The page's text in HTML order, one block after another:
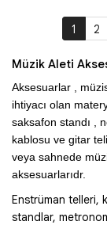
1 2
Müzik Aleti
Aksesuarlar ,
ihtiyacı olan
saksafon standı ,
kablosu ve gitar
veya sahnede
aksesuarlarıdr.
Enstrüman telleri,
standlar,